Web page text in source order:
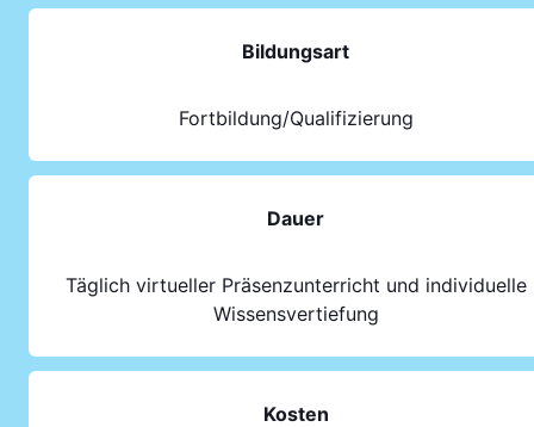
Bildungsart
Fortbildung/Qualifizierung
Dauer
Täglich virtueller Präsenzunterricht und individuelle
Wissensvertiefung
Kosten